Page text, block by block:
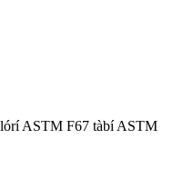
ASTM F67 tàbí ASTM